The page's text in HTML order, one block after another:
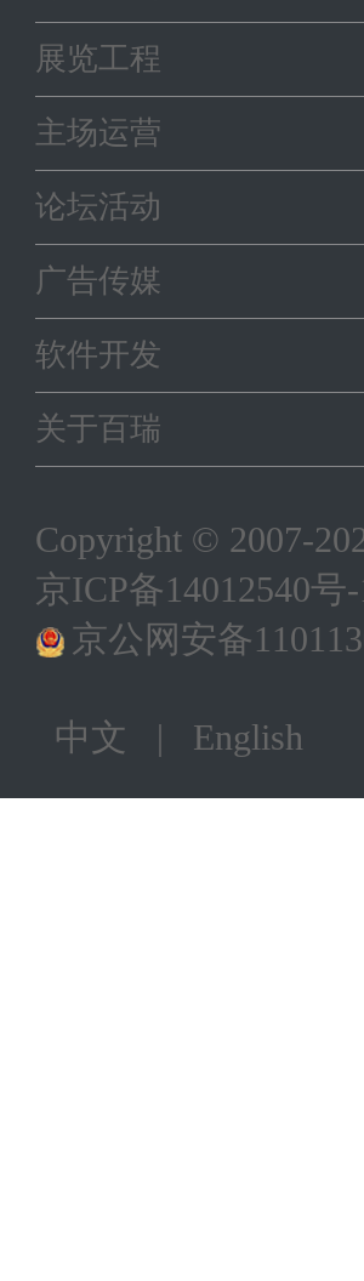
展览工程
主场运营
论坛活动
广告传媒
软件开发
关于百瑞
Copyright © 2007-
京ICP备14012540号-
京公网安备
中文 | English